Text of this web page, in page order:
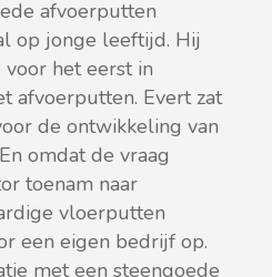
afvoerputten
op jonge leeftijd. Hij
het eerst in
afvoerputten. Evert zat
de ontwikkeling van
omdat de vraag
toenam naar
vloerputten
een eigen bedrijf op.
met een steengoede